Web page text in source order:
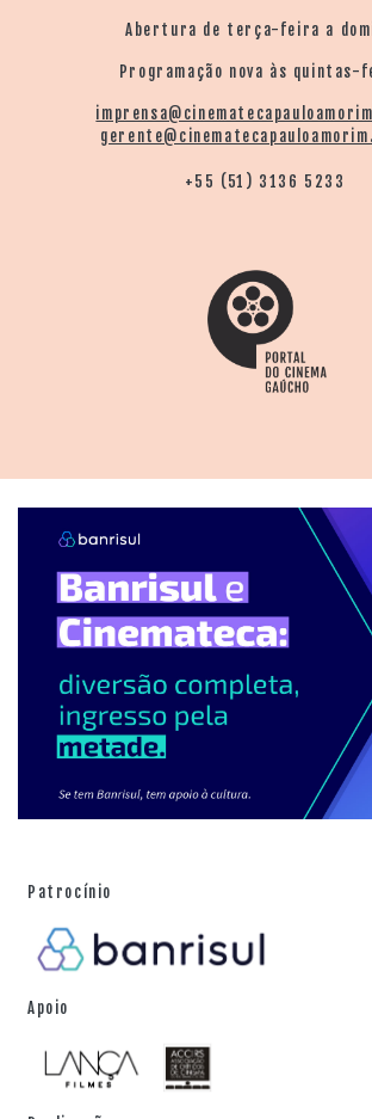
Abertura de terça-feira a
Programação nova às quintas-
+55 (51) 3136 5233
Patrocínio
Apoio